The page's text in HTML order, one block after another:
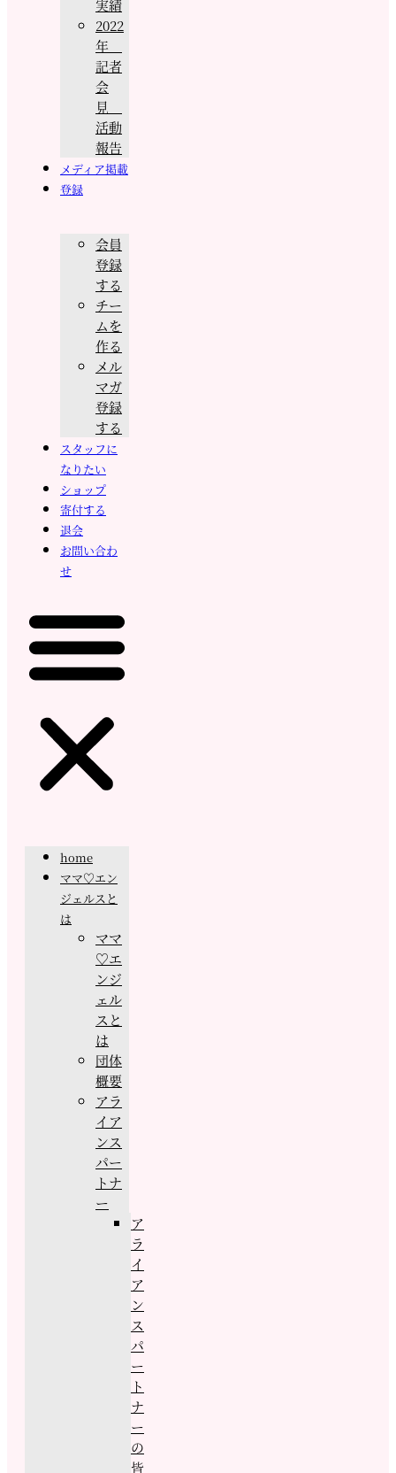
実績
2022
年
記者
会
見
活動
報告
メディア掲載
登録
会員
登録
する
チー
ムを
作る
メル
マガ
登録
する
スタッフに
なりたい
ショップ
寄付する
退会
お問い合わ
せ
home
ママ♡エン
ジェルスと
は
ママ
♡エ
ンジ
ェル
スと
は
団体
概要
アラ
イア
ンス
パー
トナ
ー
ア
ラ
イ
ア
ン
ス
パ
ー
ト
ナ
ー
の
皆